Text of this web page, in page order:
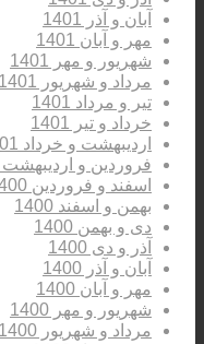
آبان و آذر 1401
مهر و آبان 1401
شهریور و مهر 1401
مرداد و شهریور 1401
تیر و مرداد 1401
خرداد و تیر 1401
اردیبهشت و خرداد 1401
فروردین و اردیبهشت 1401
اسفند و فروردین 1400
بهمن و اسفند 1400
دی و بهمن 1400
آذر و دی 1400
آبان و آذر 1400
مهر و آبان 1400
شهریور و مهر 1400
مرداد و شهریور 1400